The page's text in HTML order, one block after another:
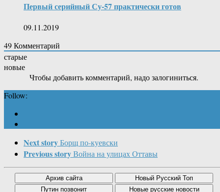
Первый серийный Су-57 практически готов
09.11.2019
49Комментарий
старые
новые
Чтобы добавить комментарий, надо залогиниться.
Follow:
Next storyБорщ по-куевски
Previous storyВойна на улицах Оттавы